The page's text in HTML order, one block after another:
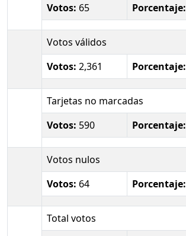
Votos: 65 Porcentaje:
Votos válidos
Votos: 2,361 Porcentaje:
Tarjetas no marcadas
Votos: 590 Porcentaje:
Votos nulos
Votos: 64 Porcentaje:
Total votos